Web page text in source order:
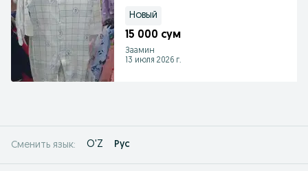
Новый
15 000 сум
Заамин
13 июля 2026 г.
Сменить язык: O'Z Рус